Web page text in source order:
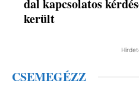
dal kapcsolatos
került
CSEMEGÉZZ